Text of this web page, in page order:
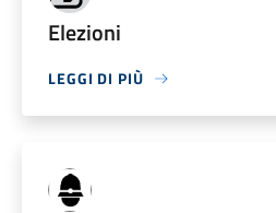
Elezioni
LEGGI DI PIÙ